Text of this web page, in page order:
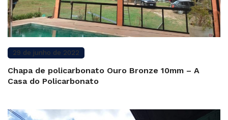
29 de junho de 2022
Chapa de policarbonato Ouro Bronze 10mm – A
Casa do Policarbonato